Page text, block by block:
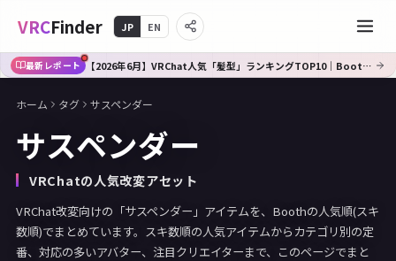
VRCFinder JP EN
最新レポート 【2026年6月】VRChat人気「髪型」ランキングTOP10｜Booth傾向分析
ホーム タグ サスペンダー
サスペンダー
VRChatの人気改変アセット
VRChat改変向けの「サスペンダー」アイテムを、Boothの人気順(スキ
数順)でまとめています。スキ数順の人気アイテムからカテゴリ別の定
番、対応の多いアバター、注目クリエイターまで、このページでまと